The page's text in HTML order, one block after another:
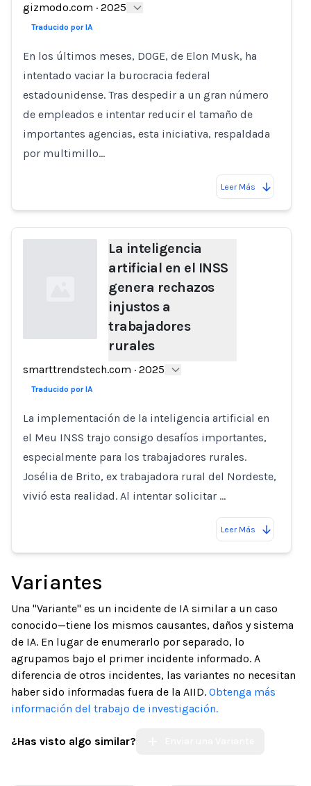
gizmodo.com · 2025
Traducido por IA
En los últimos meses, DOGE, de Elon Musk, ha
intentado vaciar la burocracia federal
estadounidense. Tras despedir a un gran número
de empleados e intentar reducir el tamaño de
importantes agencias, esta iniciativa, respaldada
por multimillo…
Leer Más
Loading...
La inteligencia
artificial en el INSS
genera rechazos
injustos a
trabajadores
rurales
smarttrendstech.com · 2025
Traducido por IA
La implementación de la inteligencia artificial en
el Meu INSS trajo consigo desafíos importantes,
especialmente para los trabajadores rurales.
Josélia de Brito, ex trabajadora rural del Nordeste,
vivió esta realidad. Al intentar solicitar …
Leer Más
Variantes
Una "Variante" es un incidente de IA similar a un caso
conocido—tiene los mismos causantes, daños y sistema
de IA. En lugar de enumerarlo por separado, lo
agrupamos bajo el primer incidente informado. A
diferencia de otros incidentes, las variantes no necesitan
haber sido informadas fuera de la AIID. Obtenga más
información del trabajo de investigación.
¿Has visto algo similar?